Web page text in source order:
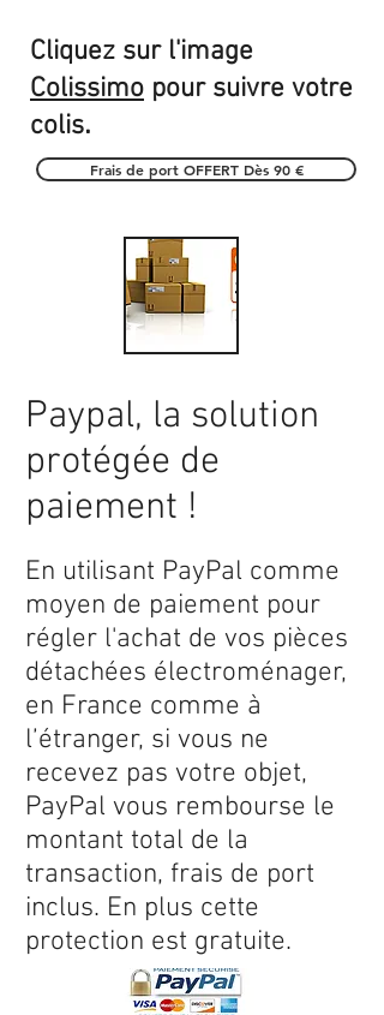
Cliquez sur l'image
Colissimo pour suivre votre
colis.
Frais de port OFFERT Dès 90 €
Paypal, la solution
protégée de
paiement !
En utilisant PayPal comme
moyen de paiement pour
régler l'achat de vos pièces
détachées électroménager,
en France comme à
l’étranger, si vous ne
recevez pas votre objet,
PayPal vous rembourse le
montant total de la
transaction, frais de port
inclus. En plus cette
protection est gratuite.